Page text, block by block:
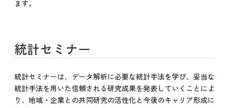
ます。
統計セミナー
統計セミナーは、データ解析に必要な統計手法を学び、妥当な
統計手法を用いた信頼される研究成果を発表していくことによ
り、地域・企業との共同研究の活性化と今後のキャリア形成に